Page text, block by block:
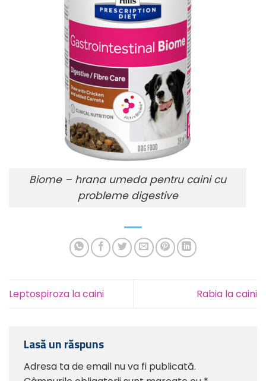
Biome – hrana umeda pentru caini cu
probleme digestive
Leptospiroza la caini Rabia la caini
Lasă un răspuns
Adresa ta de email nu va fi publicată.